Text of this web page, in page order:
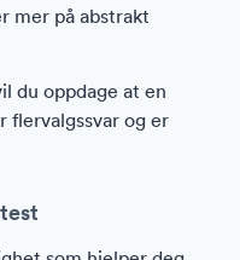
mer på abstrakt
du oppdage at en
flervalgssvar og er